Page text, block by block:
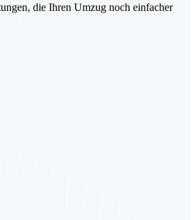
die Ihren Umzug noch einfacher